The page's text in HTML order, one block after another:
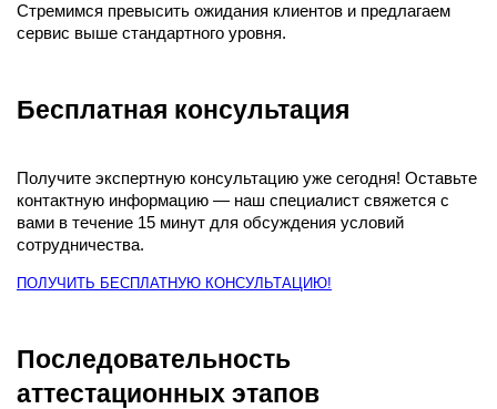
Стремимся превысить ожидания клиентов и предлагаем
сервис выше стандартного уровня.
Бесплатная консультация
Получите экспертную консультацию уже сегодня! Оставьте
контактную информацию — наш специалист свяжется с
вами в течение 15 минут для обсуждения условий
сотрудничества.
ПОЛУЧИТЬ БЕСПЛАТНУЮ КОНСУЛЬТАЦИЮ!
Последовательность
аттестационных этапов